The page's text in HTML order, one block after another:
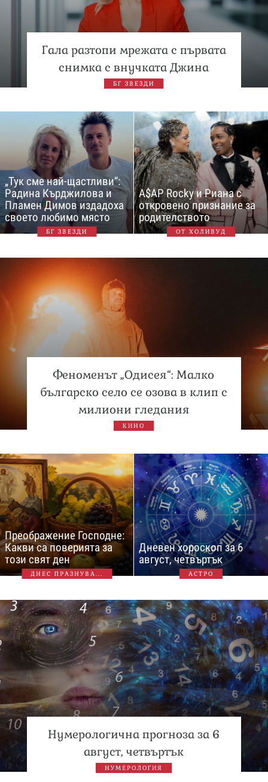
Гала разтопи мрежата с първата
снимка с внучката Джина
БГ ЗВЕЗДИ
„Тук сме най-щастливи“:
Радина Кърджилова и
Пламен Димов издадоха
своето любимо място
БГ ЗВЕЗДИ
A$AP Rocky и Риана с
откровено признание за
родителството
ОТ ХОЛИВУД
Феноменът „Одисея“: Малко
българско село се озова в клип с
милиони гледания
КИНО
Преображение Господне:
Какви са поверията за
този свят ден
ДНЕС ПРАЗНУВА...
Дневен хороскоп за 6
август, четвъртък
АСТРО
Нумерологична прогноза за 6
август, четвъртък
НУМЕРОЛОГИЯ